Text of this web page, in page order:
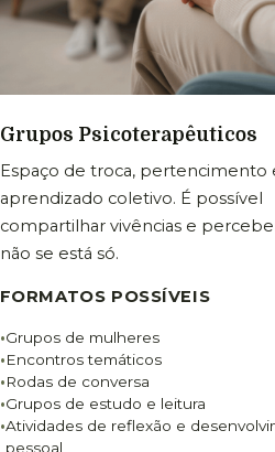
Grupos Psicoterapêuticos
Espaço de troca, pertencimento
aprendizado coletivo. É possível
compartilhar vivências e
não se está só.
FORMATOS POSSÍVEIS
Grupos de mulheres
Encontros temáticos
Rodas de conversa
Grupos de estudo e leitura
Atividades de reflexão e
pessoal